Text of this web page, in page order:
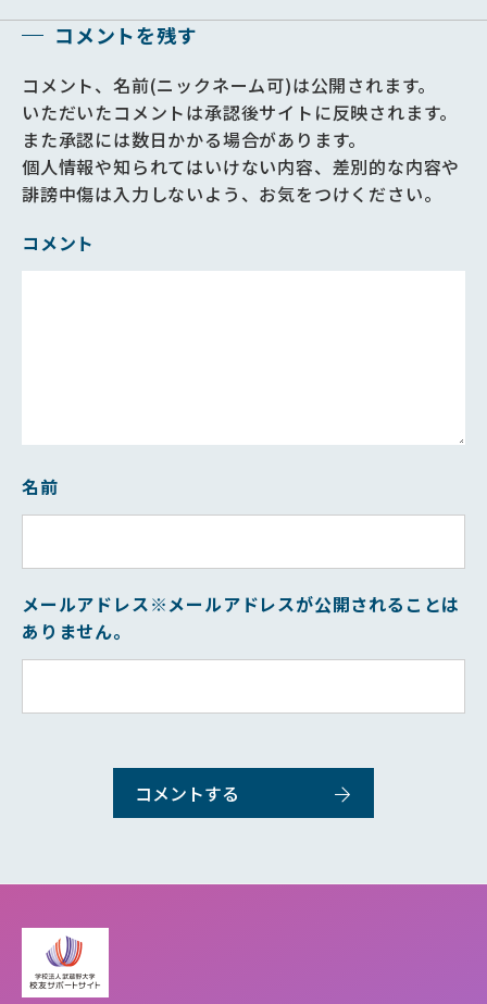
コメントを残す
コメント、名前(ニックネーム可)は公開されます。
いただいたコメントは承認後サイトに反映されます。
また承認には数日かかる場合があります。
個人情報や知られてはいけない内容、差別的な内容や
誹謗中傷は入力しないよう、お気をつけください。
コメント
名前
メールアドレス※メールアドレスが公開されることは
ありません。